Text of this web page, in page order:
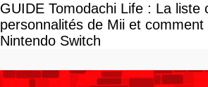
GUIDE Tomodachi Life : La liste
personnalités de Mii et
Nintendo Switch